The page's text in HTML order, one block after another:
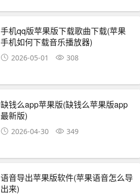
手机qq版苹果版下载歌曲下载(苹果
手机如何下载音乐播放器)
2026-05-01 308
缺钱么app苹果版(缺钱么苹果版app
最新版)
2026-04-30 349
语音导出苹果版软件(苹果语音怎么导
出来)